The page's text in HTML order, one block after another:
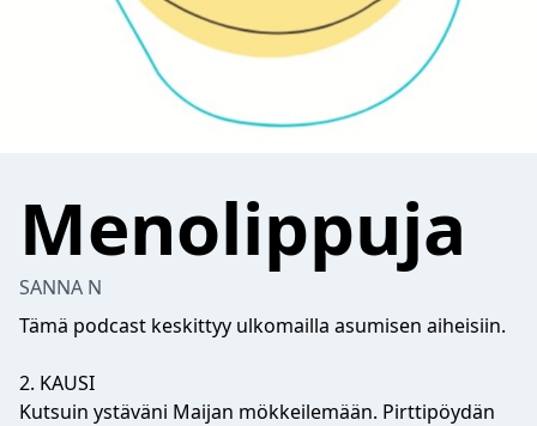
Menolippuja
SANNA N
Tämä podcast keskittyy ulkomailla asumisen aiheisiin.
2. KAUSI
Kutsuin ystäväni Maijan mökkeilemään. Pirttipöydän